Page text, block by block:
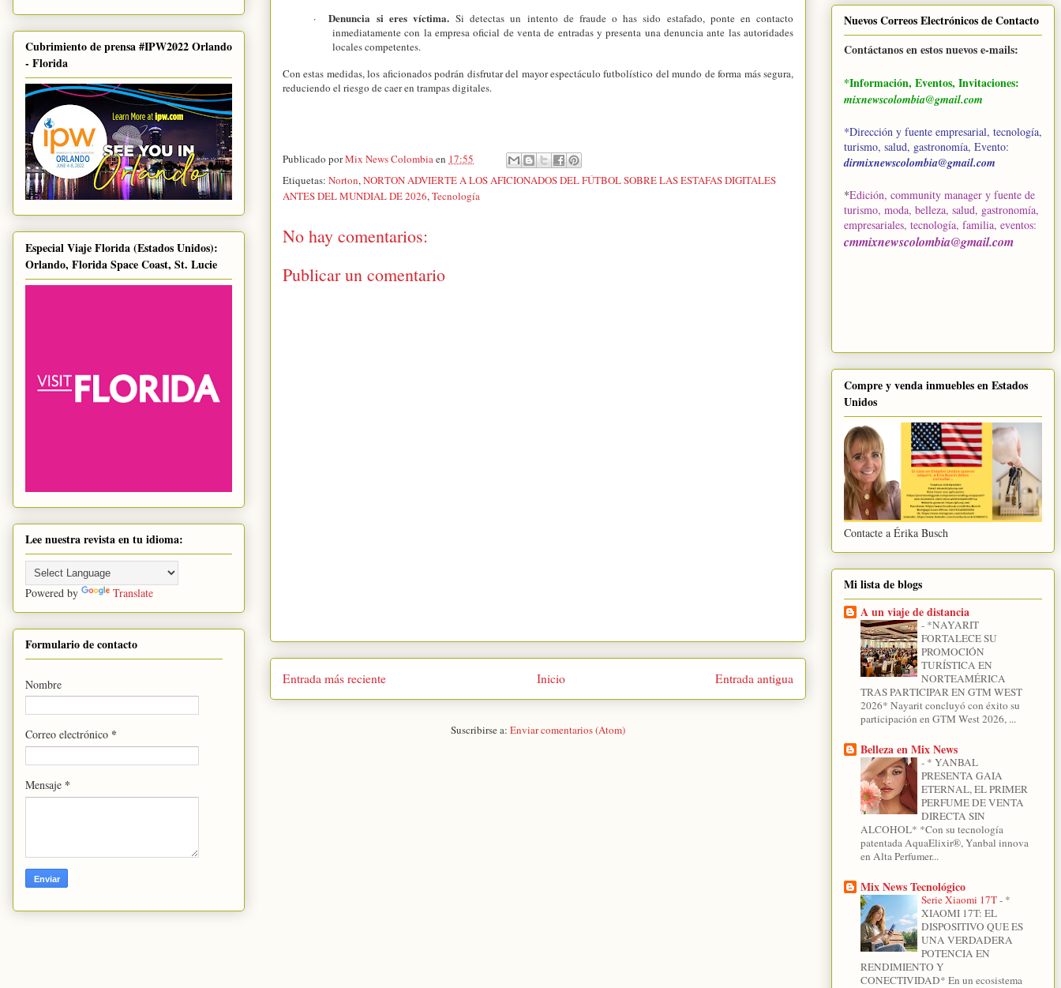
·
Denuncia si eres víctima.Si detectas un intento de fraude o has sido estafado, ponte en contacto
inmediatamente con la empresa oficial de venta de entradas y presenta una denuncia ante las autoridades
locales competentes.
Con estas medidas, los aficionados podrán disfrutar del mayor espectáculo futbolístico del mundo de forma más segura,
reduciendo el riesgo de caer en trampas digitales.
Publicado porMix News Colombiaen 17:55
Etiquetas: Norton,NORTON ADVIERTE A LOS AFICIONADOS DEL FÚTBOL SOBRE LAS ESTAFAS DIGITALES
ANTES DEL MUNDIAL DE 2026,Tecnología
No hay comentarios:
Publicar un comentario
Entrada más reciente Entrada antigua
Inicio
Suscribirse a: Enviar comentarios (Atom)
Cubrimiento de prensa #IPW2022 Orlando
- Florida
Especial Viaje Florida (Estados Unidos):
Orlando, Florida Space Coast, St. Lucie
Lee nuestra revista en tu idioma:
Powered by Translate
Formulario de contacto
Nombre
Correo electrónico *
Mensaje *
Nuevos Correos Electrónicos de Contacto
Contáctanos en estos nuevos e-mails:
*Información, Eventos, Invitaciones:
mixnewscolombia@gmail.com
*Dirección y fuente empresarial, tecnología,
turismo, salud, gastronomía, Evento:
dirmixnewscolombia@gmail.com
*Edición, community manager y fuente de
turismo, moda, belleza, salud, gastronomía,
empresariales, tecnología, familia, eventos:
cmmixnewscolombia@gmail.com
Compre y venda inmuebles en Estados
Unidos
Contacte a Érika Busch
Mi lista de blogs
A un viaje de distancia
- *NAYARIT
FORTALECE SU
PROMOCIÓN
TURÍSTICA EN
NORTEAMÉRICA
TRAS PARTICIPAR EN GTM WEST
2026* Nayarit concluyó con éxito su
participación en GTM West 2026, ...
Belleza en Mix News
- * YANBAL
PRESENTA GAIA
ETERNAL, EL PRIMER
PERFUME DE VENTA
DIRECTA SIN
ALCOHOL* *Con su tecnología
patentada AquaElixir®, Yanbal innova
en Alta Perfumer...
Mix News Tecnológico
Serie Xiaomi 17T- *
XIAOMI 17T: EL
DISPOSITIVO QUE ES
UNA VERDADERA
POTENCIA EN
RENDIMIENTO Y
CONECTIVIDAD* En un ecosistema